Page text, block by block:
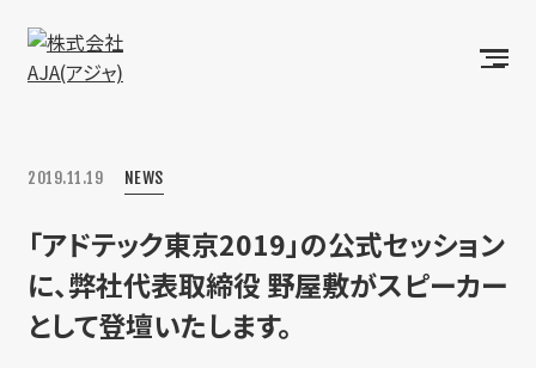
2019.11.19 NEWS
「アドテック東京2019」の公式セッション
に、弊社代表取締役 野屋敷がスピーカー
として登壇いたします。